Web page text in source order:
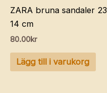
ZARA bruna sandaler 23
14 cm
80.00kr
Lägg till i varukorg